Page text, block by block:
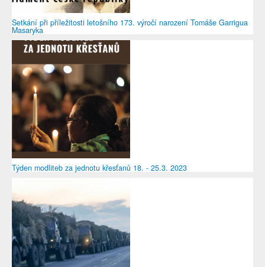
Setkání při příležitosti letošního 173. výročí narození Tomáše Garrigua
Masaryka
Týden modliteb za jednotu křesťanů 18. - 25.3. 2023